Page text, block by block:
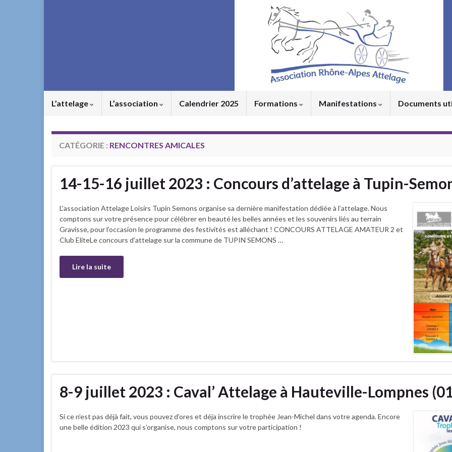
L’attelage L’association Calendrier 2025 Formations Manifestations Documents
CATÉGORIE : RENCONTRES AMICALES
14-15-16 juillet 2023 : Concours d’attelage à Tupin-
L’association Attelage Loisirs Tupin Semons organise sa dernière manifestation dédiée à l’attelage. Nous
comptons sur votre présence pour célébrer en beauté les belles années et les souvenirs liés au terrain
Gravisse, pour l’occasion le programme des festivités est alléchant ! CONCOURS ATTELAGE AMATEUR 2 et
Club EliteLe concours d’attelage sur la commune de TUPIN SEMONS …
Lire la suite
8-9 juillet 2023 : Caval’ Attelage à Hauteville-Lompnes
Si ce n’est pas déjà fait, vous pouvez d’ores et déja inscrire le trophée Jean-Michel dans votre agenda. Encore
une belle édition 2023 qui s’organise, nous comptons sur votre participation !